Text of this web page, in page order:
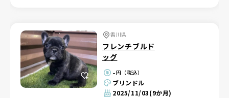
香川県
フレンチブルド
ッグ
-円（税込）
ブリンドル
2025/11/03(9か月)